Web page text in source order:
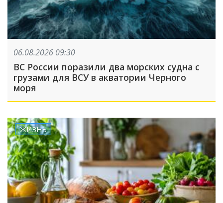
06.08.2026 09:30
ВС России поразили два морских судна с
грузами для ВСУ в акватории Черного
моря
ЖИЗНЬ